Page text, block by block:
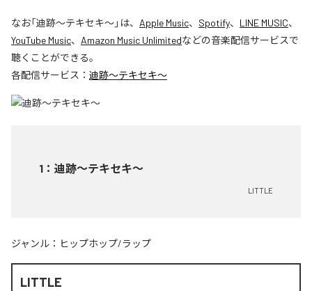
なお「迪跡〜テキセキ〜」は、 Apple Music、 Spotify、 LINE MUSIC、
YouTube Music、 Amazon Music Unlimitedなどの音楽配信サービスで
聴くことができる。
各配信サービス： 迪跡〜テキセキ〜
1 ： 迪跡〜テキセキ〜
LITTLE
ジャンル： ヒップホップ/ラップ
LITTLE